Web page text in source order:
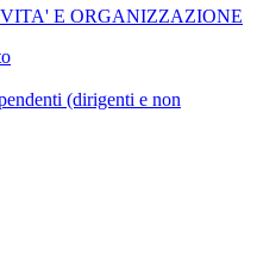
E ORGANIZZAZIONE
(dirigenti e non